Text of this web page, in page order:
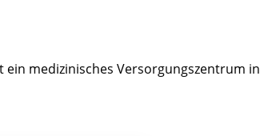
ein medizinisches Versorgungszentrum in